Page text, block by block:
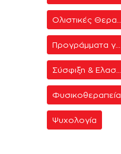
Φυσικοθεραπεία
Ψυχολογία